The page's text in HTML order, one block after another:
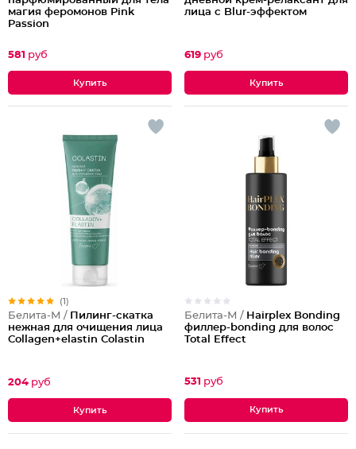
магия феромонов Pink
Passion
581 руб
лица с Blur-эффектом
619 руб
(1)
Белита-М / Пилинг-скатка
нежная для очищения лица
Collagen+elastin Colastin
204 руб
Белита-М / Hairplex Bonding
филлер-bonding для волос
Total Effect
531 руб